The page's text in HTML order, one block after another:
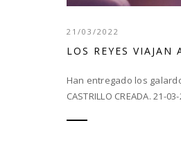
21/03/2022
LOS REYES VIAJAN
Han entregado los
CASTRILLO CREADA. 21-